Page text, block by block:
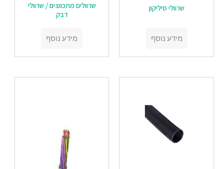
‏‏שרוולי סיליקון
מידע נוסף
‏‏שרוולים מתכווצים / שרוולי
דבק
מידע נוסף